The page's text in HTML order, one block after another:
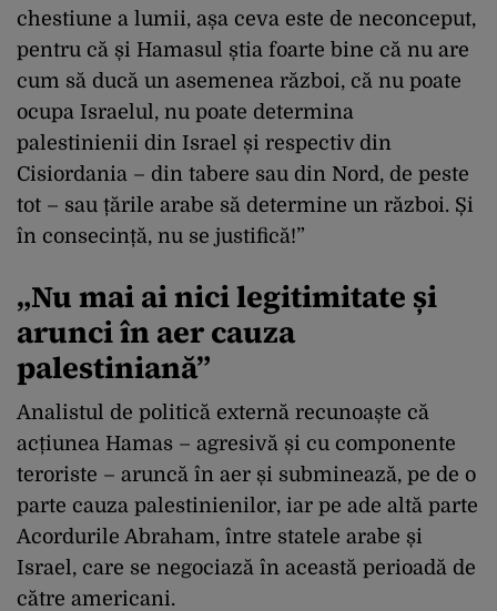
chestiune a lumii, așa ceva este de neconceput,
pentru că și Hamasul știa foarte bine că nu are
cum să ducă un asemenea război, că nu poate
ocupa Israelul, nu poate determina
palestinienii din Israel și respectiv din
Cisiordania – din tabere sau din Nord, de peste
tot – sau țările arabe să determine un război. Și
în consecință, nu se justifică!”
„Nu mai ai nici legitimitate și
arunci în aer cauza
palestiniană”
Analistul de politică externă recunoaște că
acțiunea Hamas – agresivă și cu componente
teroriste – aruncă în aer și subminează, pe de o
parte cauza palestinienilor, iar pe ade altă parte
Acordurile Abraham, între statele arabe și
Israel, care se negociază în această perioadă de
către americani.